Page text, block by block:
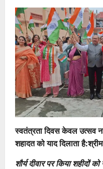
स्वतंत्रता दिवस केवल उत्सव
शहादत को याद दिलाता
शौर्य दीवार पर किया शहीदों